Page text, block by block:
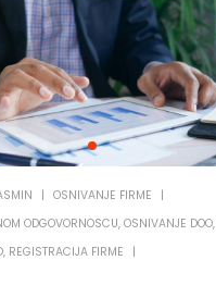
OSNIVANJE FIRME
ODGOVORNOSCU, OSNIVANJE DOO,
, REGISTRACIJA FIRME